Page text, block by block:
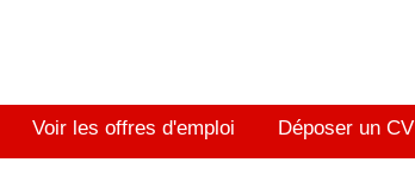
Voir les offres d'emploi Déposer un CV